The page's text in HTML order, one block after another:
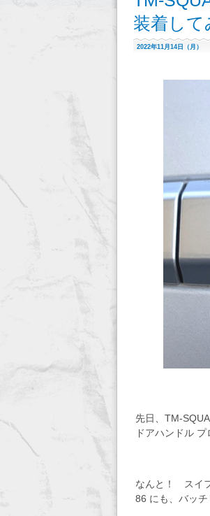
装着して
2022年11月14日（月）
先日、TM-
ドアハンドル
なんと！ スイ
86 にも、バッチ